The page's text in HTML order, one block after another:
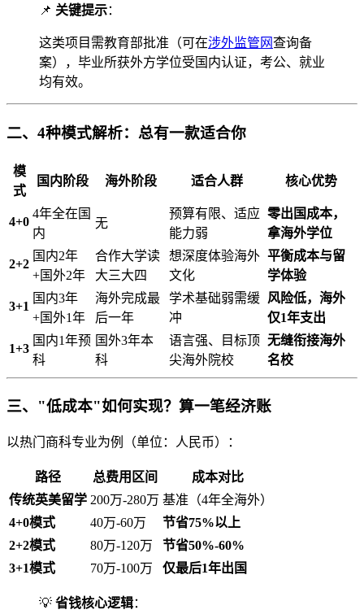
📌 关键提示：
这类项目需教育部批准（可在涉外监管网查询备
案），毕业所获外方学位受国内认证，考公、就业
均有效。
二、4种模式解析：总有一款适合你
模
式
国内阶段 海外阶段 适合人群 核心优势
4+0
4年全在国
内
无
预算有限、适应
能力弱
零出国成本，
拿海外学位
2+2
国内2年
+国外2年
合作大学读
大三大四
想深度体验海外
文化
平衡成本与留
学体验
3+1
国内3年
+国外1年
海外完成最
后一年
学术基础弱需缓
冲
风险低，海外
仅1年支出
1+3
国内1年预
科
国外3年本
科
语言强、目标顶
尖海外院校
无缝衔接海外
名校
三、"低成本"如何实现？算一笔经济账
以热门商科专业为例（单位：人民币）：
路径 总费用区间
成本对比
传统英美留学 200万-280万 基准（4年全海外）
4+0模式
40万-60万
节省75%以上
2+2模式
80万-120万
节省50%-60%
3+1模式
70万-100万 仅最后1年出国
💡 省钱核心逻辑：